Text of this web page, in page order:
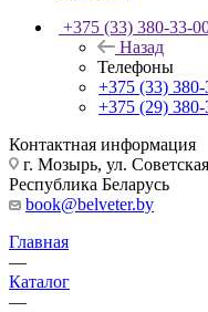
+375 (33) 380-33-
Назад
Телефоны
+375 (33)
+375 (29)
Контактная информация
г. Мозырь, ул.
Республика Беларусь
book@belveter.by
Главная
—
Каталог
—